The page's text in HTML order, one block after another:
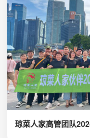
琼菜人家高管团队